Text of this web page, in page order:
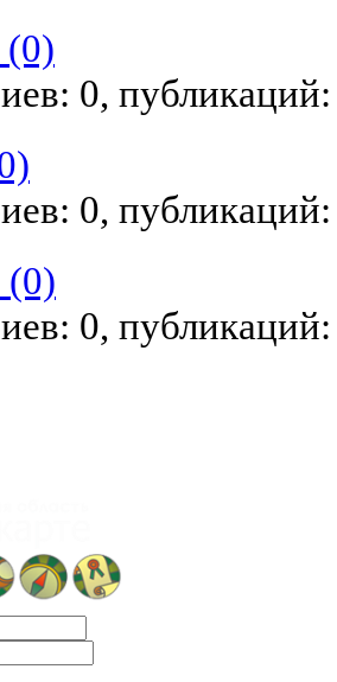
(0)
0,
0,
(0)
0,